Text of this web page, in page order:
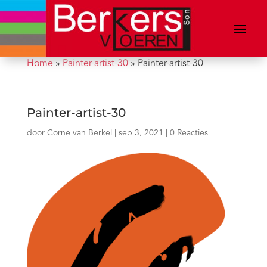
Home» Painter-artist-30» Painter-artist-30
Painter-artist-30
door Corne van Berkel sep 3, 2021 0 Reacties